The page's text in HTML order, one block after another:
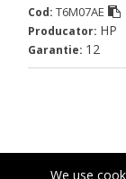
Cod: T6M07AE
Producator: HP
Garantie: 12
We use